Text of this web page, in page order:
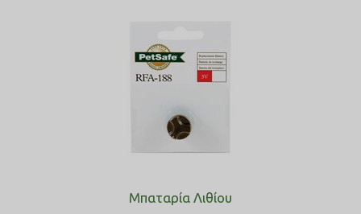
Μπαταρία Λιθίου